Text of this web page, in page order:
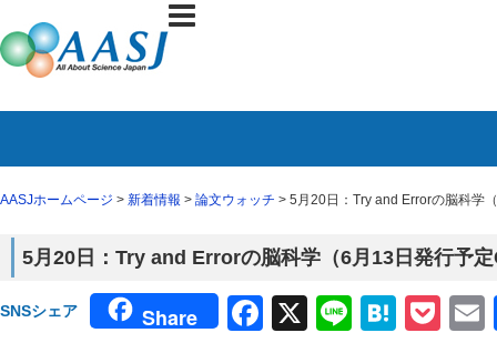
AASJホームページ > 新着情報 > 論文ウォッチ > 5月20日：Try and Errorの脳科学
5月20日：Try and Errorの脳科学（6月13日発行予
SNSシェア Share Facebook
X Line